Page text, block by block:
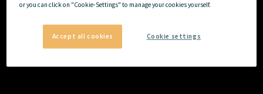
or you can click on "Cookie-Settings" to manage your cookies yourself.
Accept all cookies Cookie settings